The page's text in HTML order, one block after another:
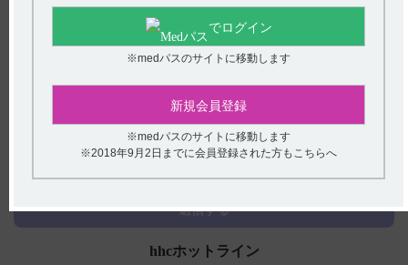
について教えてください。
【アプニション】 腎機能障害の患者様に関する注意事項
について教えてください。
【アプニション】 禁忌とその設定理由について教えてく
ださい。
【アプニション】 半減期・Cmaxなど、血中濃度の推移を
アンケート:ご意見をお聞かせください
送信する
でログイン
※medパスのサイトに移動します
新規会員登録
※medパスのサイトに移動します
※2018年9月2日までに会員登録された方もこちらへ
hhcホットライン